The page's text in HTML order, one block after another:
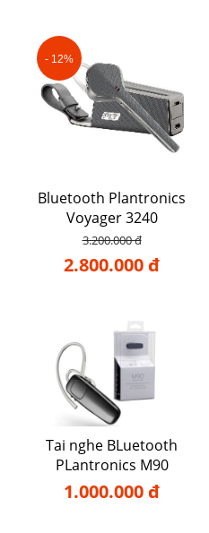
- 12%
Bluetooth Plantronics
Voyager 3240
3.200.000 đ
2.800.000 đ
Tai nghe BLuetooth
PLantronics M90
1.000.000 đ